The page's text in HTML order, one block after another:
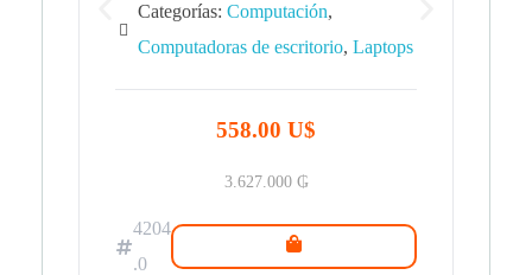
Categorías: Computación,
Computadoras de escritorio, Laptops
558.00 U$
3.627.000 ₲
4204
.0